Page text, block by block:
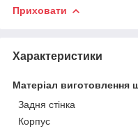
Приховати
Характеристики
Матеріал виготовлення
Задня стінка
Корпус